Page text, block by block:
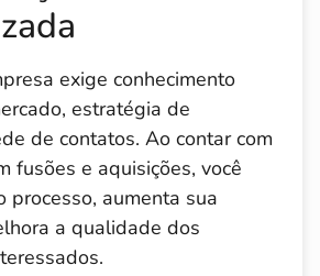
exige conhecimento
estratégia de
de contatos. Ao contar com
fusões e aquisições, você
processo, aumenta sua
a qualidade dos